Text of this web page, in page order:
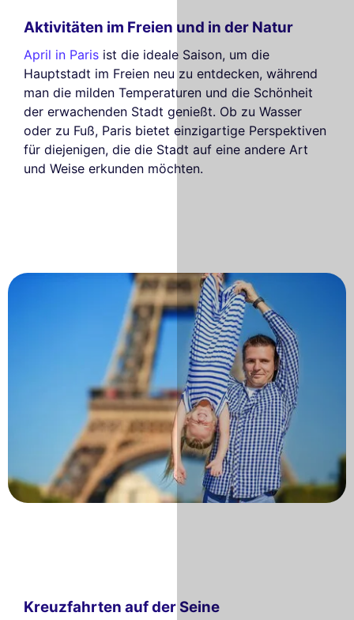
Aktivitäten im Freien und in der Natur
April in Paris ist die ideale Saison, um die
Hauptstadt im Freien neu zu entdecken, während
man die milden Temperaturen und die Schönheit
der erwachenden Stadt genießt. Ob zu Wasser
oder zu Fuß, Paris bietet einzigartige Perspektiven
für diejenigen, die die Stadt auf eine andere Art
und Weise erkunden möchten.
Kreuzfahrten auf der Seine